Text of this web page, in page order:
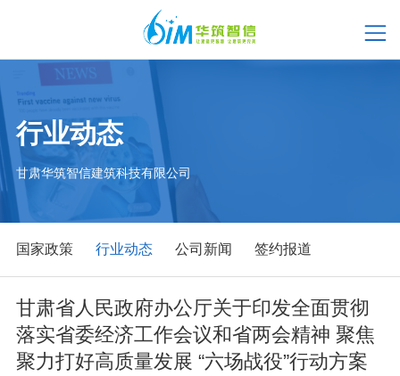
行业动态
甘肃华筑智信建筑科技有限公司
国家政策 行业动态 公司新闻 签约报道
甘肃省人民政府办公厅关于印发全面贯彻
落实省委经济工作会议和省两会精神 聚焦
聚力打好高质量发展 “六场战役”行动方案